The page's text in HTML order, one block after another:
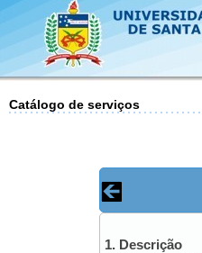
Catálogo de serviços
1. Descrição